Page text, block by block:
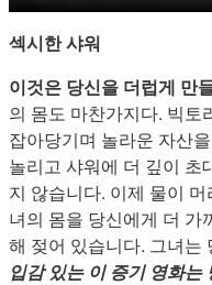
섹시한 샤워
이것은 당신을 더럽게 만
의 몸도 마찬가지다. 빅토
잡아당기며 놀라운 자산
놀리고 샤워에 더 깊이 초
지 않습니다. 이제 물이
녀의 몸을 당신에게 더 가
해 젖어 있습니다. 그녀는
입감 있는 이 증기 영화